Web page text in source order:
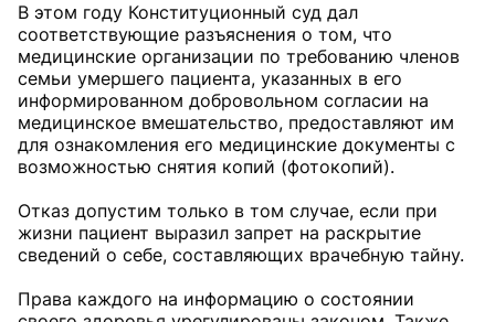
В этом году Конституционный суд дал
соответствующие разъяснения о том, что
медицинские организации по требованию членов
семьи умершего пациента, указанных в его
информированном добровольном согласии на
медицинское вмешательство, предоставляют им
для ознакомления его медицинские документы с
возможностью снятия копий (фотокопий).
Отказ допустим только в том случае, если при
жизни пациент выразил запрет на раскрытие
сведений о себе, составляющих врачебную тайну.
Права каждого на информацию о состоянии